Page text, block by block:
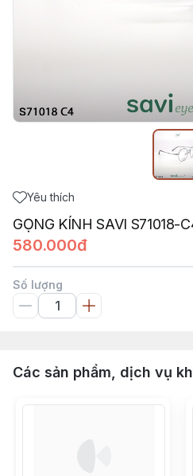
Yêu thích
GỌNG KÍNH SAVI S71018-
580.000đ
Số lượng
Các sản phẩm, dịch vụ